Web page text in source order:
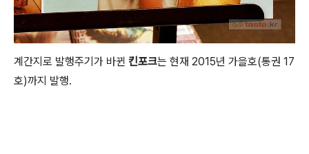
계간지로 발행주기가 바뀐 킨포크는 현재 2015년 가을호(통권 17
호)까지 발행.